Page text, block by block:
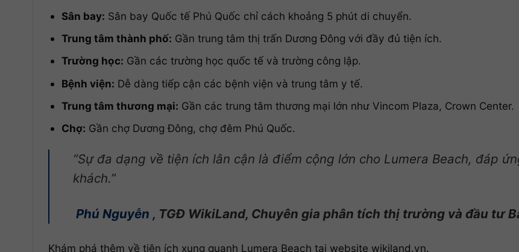
Sân bay: Sân bay Quốc tế Phú Quốc chỉ cách khoảng 5 phút di chuyển.
Trung tâm thành phố: Gần trung tâm thị trấn Dương Đông với đầy đủ tiện ích.
Trường học: Gần các trường học quốc tế và trường công lập.
Bệnh viện: Dễ dàng tiếp cận các bệnh viện và trung tâm y tế.
Trung tâm thương mại: Gần các trung tâm thương mại lớn như Vincom Plaza, Crown Center.
Chợ: Gần chợ Dương Đông, chợ đêm Phú Quốc.
“Sự đa dạng về tiện ích lân cận là điểm cộng lớn cho Lumera Beach, đáp
khách.”
Phú Nguyễn , TGĐ WikiLand, Chuyên gia phân tích thị trường và đầu tư
Khám phá thêm về tiện ích xung quanh Lumera Beach tại website wikiland.vn.